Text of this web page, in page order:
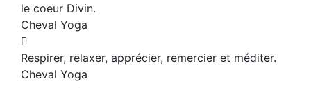
le coeur Divin.
Cheval Yoga
Respirer, relaxer, apprécier, remercier et méditer.
Cheval Yoga